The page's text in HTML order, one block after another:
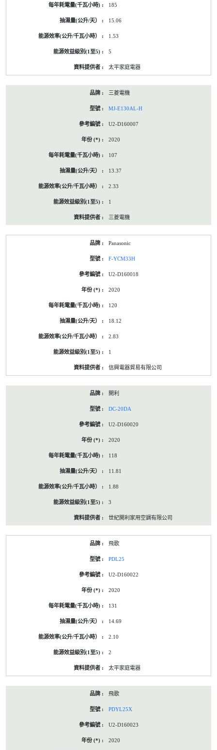
185
15.06
1.53
5
太平家庭電器
三菱電機
MJ-E130AL-H
U2-D160007
2020
107
13.37
2.33
1
三菱電機
Panasonic
F-YCM33H
U2-D160018
2020
120
18.12
2.83
1
信興電器貿易有限公司
開利
DC-20DA
U2-D160020
2020
118
11.81
1.88
3
世紀開利家用空調有限公司
飛歌
PDL25
U2-D160022
2020
131
14.69
2.10
2
太平家庭電器
飛歌
PDYL25X
U2-D160023
2020